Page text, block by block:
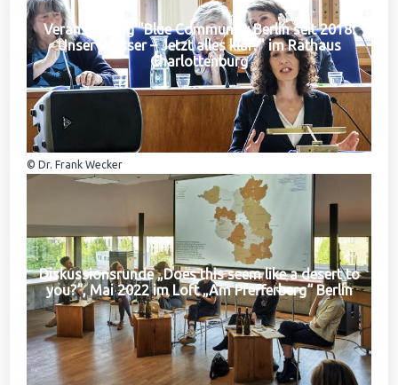
Veranstaltung "Blue Community Berlin seit 2018:
Unser Wasser – Jetzt alles klar?" im Rathaus
Charlottenburg
© Dr. Frank Wecker
Diskussionsrunde „Does this seem like a desert to
you?“, Mai 2022 im Loft „Am Pfefferberg“ Berlin